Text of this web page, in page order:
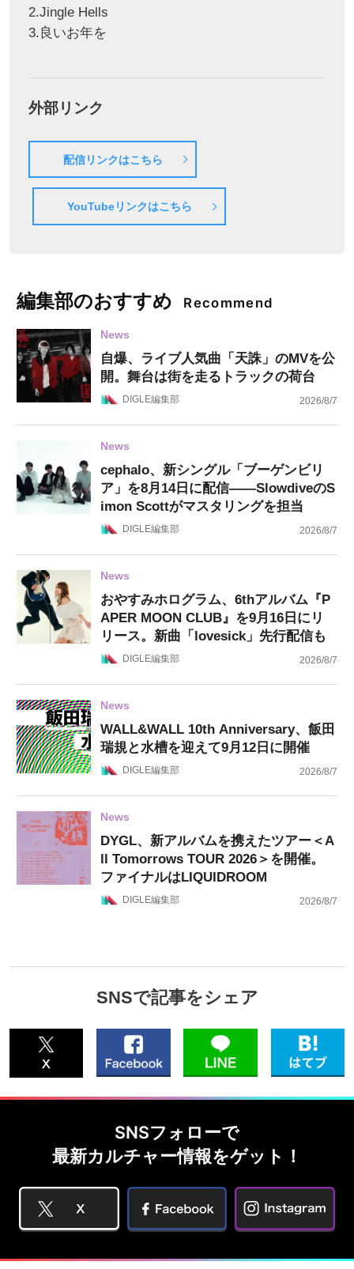
2.Jingle Hells
3.良いお年を
外部リンク
配信リンクはこちら
YouTubeリンクはこちら
編集部のおすすめ Recommend
News
自爆、ライブ人気曲「天誅」のMVを公
開。舞台は街を走るトラックの荷台
DIGLE編集部 2026/8/7
News
cephalo、新シングル「ブーゲンビリ
ア」を8月14日に配信——SlowdiveのS
imon Scottがマスタリングを担当
DIGLE編集部 2026/8/7
News
おやすみホログラム、6thアルバム『P
APER MOON CLUB』を9月16日にリ
リース。新曲「lovesick」先行配信も
DIGLE編集部 2026/8/7
News
WALL&WALL 10th Anniversary、飯田
瑞規と水槽を迎えて9月12日に開催
DIGLE編集部 2026/8/7
News
DYGL、新アルバムを携えたツアー＜A
ll Tomorrows TOUR 2026＞を開催。
ファイナルはLIQUIDROOM
DIGLE編集部 2026/8/7
SNSで記事をシェア
SNSフォローで
最新カルチャー情報をゲット！